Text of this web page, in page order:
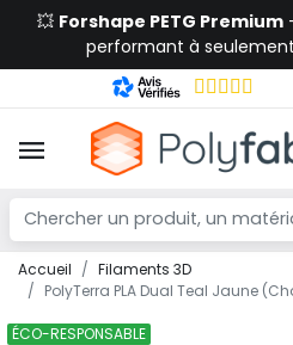
💥 Forshape PETG Premium
performant à seulement
Accueil
Filaments 3D
PolyTerra PLA Dual Teal Jaune
ÉCO-RESPONSABLE